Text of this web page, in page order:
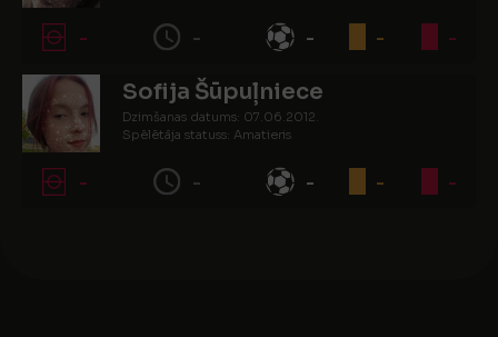
- - - - -
Sofija Šūpuļniece
Dzimšanas datums: 07.06.2012.
Spēlētāja statuss: Amatieris
- - - - -